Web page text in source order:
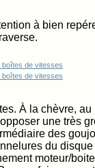
à bien
À la chèvre,
une très
des
du
moteur/